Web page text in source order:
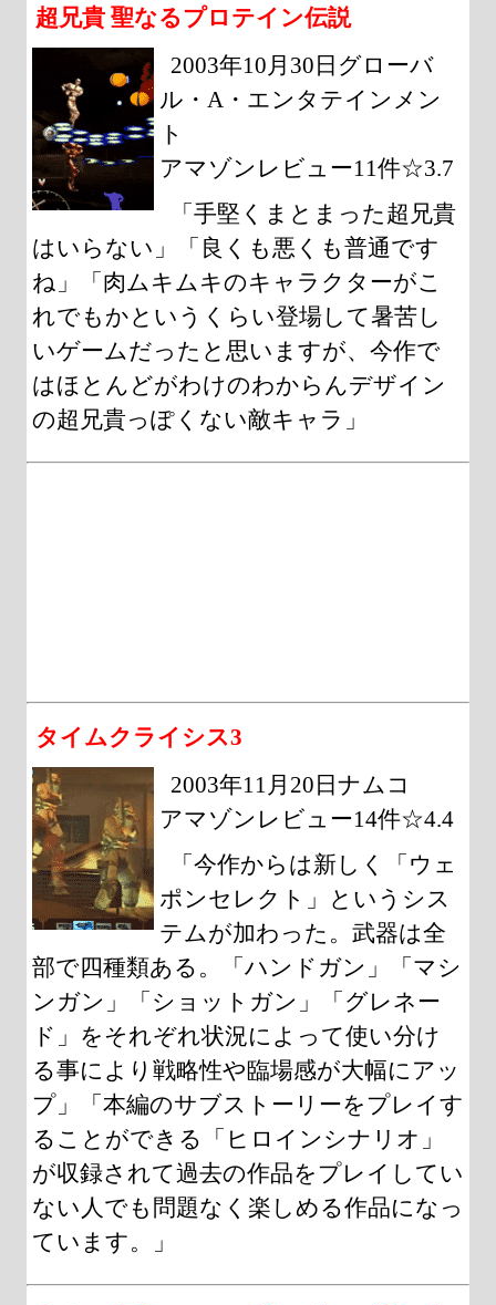
超兄貴 聖なるプロテイン伝説
2003年10月30日グローバ
ル・A・エンタテインメン
ト
アマゾンレビュー11件☆3.7
「手堅くまとまった超兄貴
はいらない」「良くも悪くも普通です
ね」「肉ムキムキのキャラクターがこ
れでもかというくらい登場して暑苦し
いゲームだったと思いますが、今作で
はほとんどがわけのわからんデザイン
の超兄貴っぽくない敵キャラ」
タイムクライシス3
2003年11月20日ナムコ
アマゾンレビュー14件☆4.4
「今作からは新しく「ウェ
ポンセレクト」というシス
テムが加わった。武器は全
部で四種類ある。「ハンドガン」「マシ
ンガン」「ショットガン」「グレネー
ド」をそれぞれ状況によって使い分け
る事により戦略性や臨場感が大幅にアッ
プ」「本編のサブストーリーをプレイす
ることができる「ヒロインシナリオ」
が収録されて過去の作品をプレイしてい
ない人でも問題なく楽しめる作品になっ
ています。」